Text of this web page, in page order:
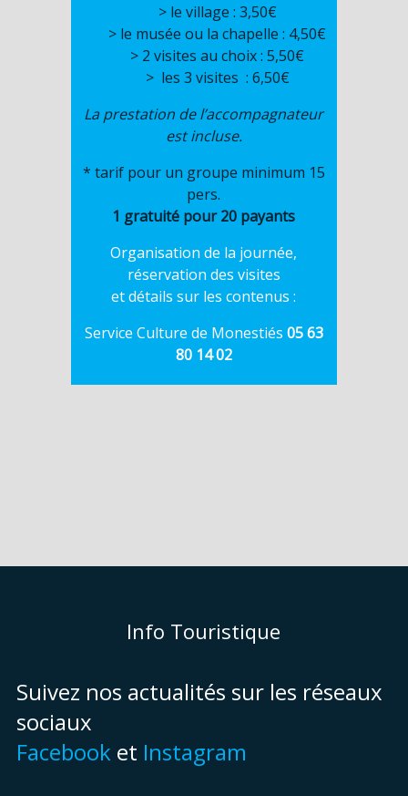
> le village : 3,50€
> le musée ou la chapelle : 4,50€
> 2 visites au choix : 5,50€
> les 3 visites : 6,50€
La prestation de l’accompagnateur
est incluse.
* tarif pour un groupe minimum 15
pers.
1 gratuité pour 20 payants
Organisation de la journée,
réservation des visites
et détails sur les contenus :
Service Culture de Monestiés 05 63
80 14 02
Info Touristique
Suivez nos actualités sur les réseaux
sociaux
Facebooket Instagram